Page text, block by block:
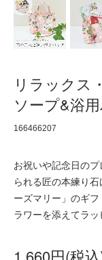
リラックス
ソープ&浴
166466207
お祝いや記念日の
られる匠の本練り
ーズマリー」のギ
ラワーを添えてラッ
1,660円(税